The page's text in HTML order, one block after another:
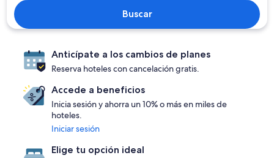
Buscar
Anticípate a los cambios de planes
Reserva hoteles con cancelación gratis.
Accede a beneficios
Inicia sesión y ahorra un 10% o más en miles de
hoteles.
Iniciar sesión
Elige tu opción ideal